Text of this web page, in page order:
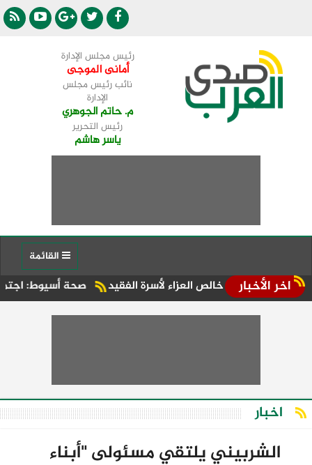
رئيس مجلس الإدارة
أمانى الموجى
نائب رئيس مجلس
الإدارة
م. حاتم الجوهري
رئيس التحرير
ياسر هاشم
اخر الأخبار صحة أسيوط: اجتماع موسع خالص العزاء لأسرة الفقيد
اخبار
الشربيني يلتقي مسئولى "أبناء